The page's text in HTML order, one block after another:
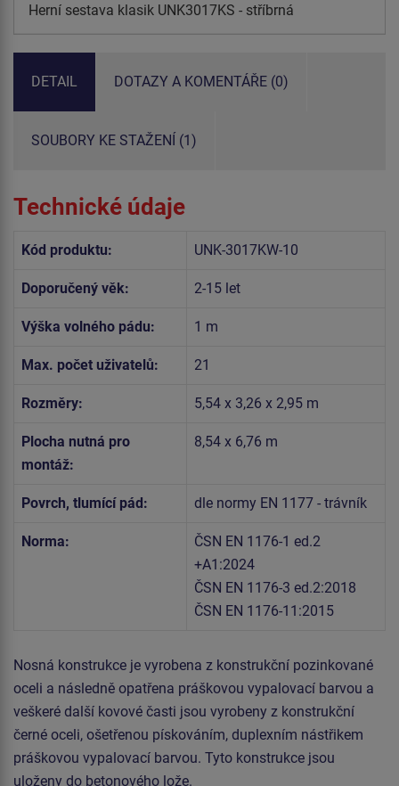
Herní sestava klasik UNK3017KS - stříbrná
DETAIL DOTAZY A KOMENTÁŘE (0)
SOUBORY KE STAŽENÍ (1)
Technické údaje
Kód produktu: UNK-3017KW-10
Doporučený věk: 2-15 let
Výška volného pádu: 1 m
Max. počet uživatelů: 21
Rozměry: 5,54 x 3,26 x 2,95 m
Plocha nutná pro
montáž:
8,54 x 6,76 m
Povrch, tlumící pád: dle normy EN 1177 - trávník
Norma:
ČSN EN 1176-1 ed.2
+A1:2024
ČSN EN 1176-3 ed.2:2018
ČSN EN 1176-11:2015
Nosná konstrukce je vyrobena z konstrukční pozinkované
oceli a následně opatřena práškovou vypalovací barvou a
veškeré další kovové časti jsou vyrobeny z konstrukční
černé oceli, ošetřenou pískováním, duplexním nástřikem
práškovou vypalovací barvou. Tyto konstrukce jsou
uloženy do betonového lože.